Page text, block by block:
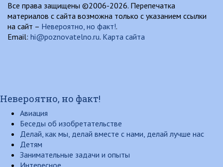
Все права защищены ©2006-2026. Перепечатка
материалов с сайта возможна только с указанием ссылки
на сайт – Невероятно, но факт!.
Email: hi@poznovatelno.ru. Карта сайта
Невероятно, но факт!
Авиация
Беседы об изобретательстве
Делай, как мы, делай вместе с нами, делай лучше нас
Детям
Занимательные задачи и опыты
Интересное